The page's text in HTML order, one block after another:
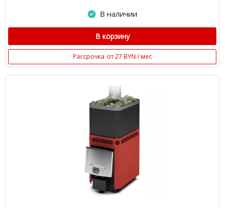
В наличии
В корзину
Рассрочка от 27 BYN / мес